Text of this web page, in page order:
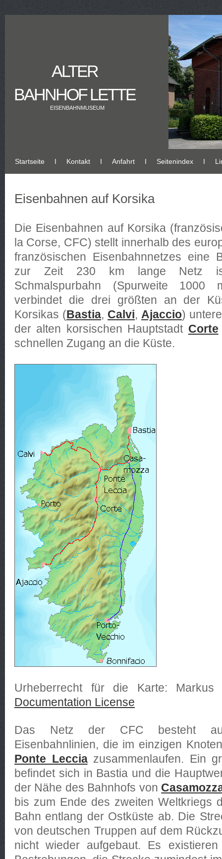
ALTER
BAHNHOF LETTE
EISENBAHNMUSEUM
Startseite Ι Kontakt Ι Anfahrt Ι Seitenindex Ι
Eisenbahnen auf Korsika
Die Eisenbahnen auf Korsika
la Corse, CFC) stellt innerhalb des
französischen Eisenbahnnetzes eine
zur Zeit 230 km lange Netz
Schmalspurbahn (Spurweite 1000
verbindet die drei größten an der
Korsikas (Bastia, Calvi, Ajaccio)
der alten korsischen Hauptstadt Corte
schnellen Zugang an die Küste.
Urheberrecht für die Karte:
Documentation License
Das Netz der CFC besteht
Eisenbahnlinien, die im einzigen
Ponte Lecciazusammenlaufen. Ein
befindet sich in Bastia und die
der Nähe des Bahnhofs von
bis zum Ende des zweiten Weltkriegs
Bahn entlang der Ostküste ab. Die
von deutschen Truppen auf dem
nicht wieder aufgebaut. Es